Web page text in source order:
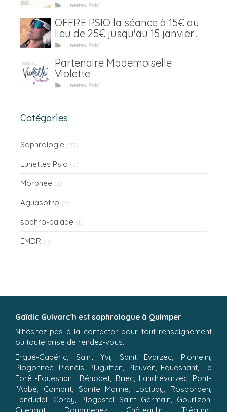
Lunettes Psio
OFFRE PSIO la séance à 15€ au
lieu de 25€ jusqu'au 15 janvier
2021Lunettes Psio
Partenaire Mademoiselle
Violette
Lunettes Psio
Catégories
Sophrologie (22)
Lunettes Psio (5)
Morphée (3)
Aguasofro (2)
sophro-balade (1)
EMDR (1)
Gaïdic Guivarc'h est sophrologue à Quimper.
N'hésitez pas à la contacter pour tout renseignement
ou toute prise de rendez-vous.
Ergué-Gabéric, Saint Yvi, Saint Evarzec, Plomelin,
Plogonnec, Plonéis, Pluguffan, Pleuven, Fouesnant, La
Forêt-Fouesnant, Bénodet, Briec, Landrévarzec, Pont-
l'Abbé, Combrit, Sainte Marine, Loctudy, Rosporden,
Landudal, Coray, Plogastel Saint Germain, Gourlizon,
Guengat, Douarnenez, Châteaulin, Trégunc,